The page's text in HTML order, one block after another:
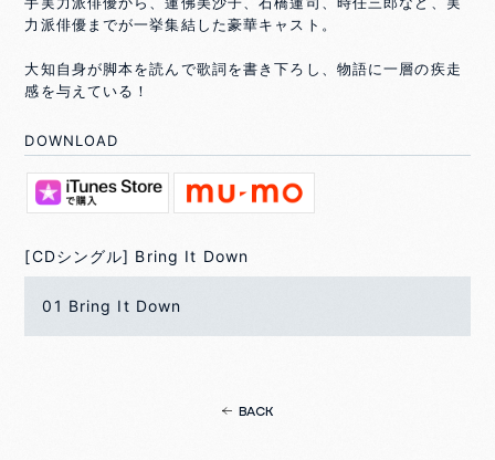
力派俳優までが一挙集結した豪華キャスト。
大知自身が脚本を読んで歌詞を書き下ろし、物語に一層の疾走
感を与えている！
DOWNLOAD
[CDシングル] Bring It Down
01 Bring It Down
BACK